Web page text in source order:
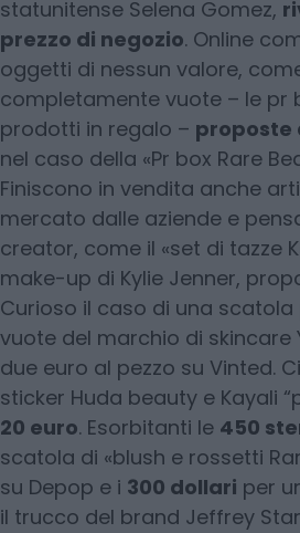
statunitense Selena Gomez,
prezzo di negozio. Online
oggetti di nessun valore,
completamente vuote – le pr
prodotti in regalo – proposte
nel caso della «Pr box Rare
Finiscono in vendita anche
mercato dalle aziende e
creator, come il «set di tazze
make-up di Kylie Jenner,
Curioso il caso di una
vuote del marchio di skincare
due euro al pezzo su Vinted.
sticker Huda beauty e Kayali
20 euro. Esorbitanti le 450
scatola di «blush e rossetti
su Depop e i 300 dollari per
il trucco del brand Jeffrey